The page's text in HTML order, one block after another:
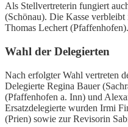
Als Stellvertreterin fungiert
(Schönau). Die Kasse
Thomas Lechert (Pfaffenhofen).
Wahl der Delegierten
Nach erfolgter Wahl vertreten
Delegierte Regina Bauer
(Pfaffenhofen a. Inn) und
Ersatzdelegierte wurden Irmi
(Prien) sowie zur Revisorin